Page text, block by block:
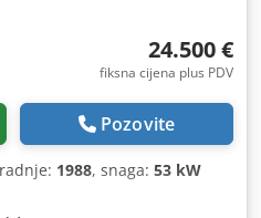
24.500 €
fiksna cijena plus PDV
Pozovite
1988, snaga: 53 kW